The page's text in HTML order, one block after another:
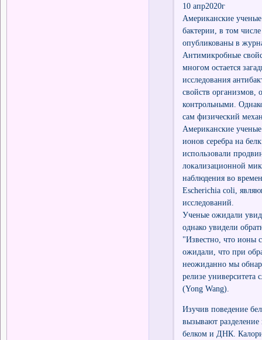
10 апр2020г
Американские
бактерии, в том
опубликованы в
Антимикробные
многом остается
исследования
свойств организмов,
контрольными.
сам физический
Американские ученые
ионов серебра на
использовали
локализационной
наблюдения во
Escherichia coli,
исследований.
Ученые ожидали
однако увидели
"Известно, что ионы
ожидали, что при
неожиданно мы
релизе университета
(Yong Wang).
Изучив поведение
вызывают
белком и ДНК.